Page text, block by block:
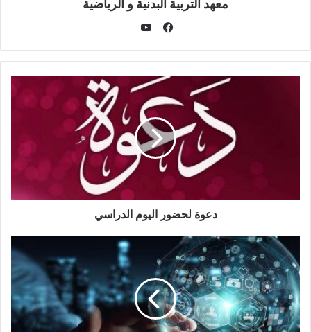
معهد التربية البدنية و الرياضية
دعوة لحضور اليوم الدراسي‎‎